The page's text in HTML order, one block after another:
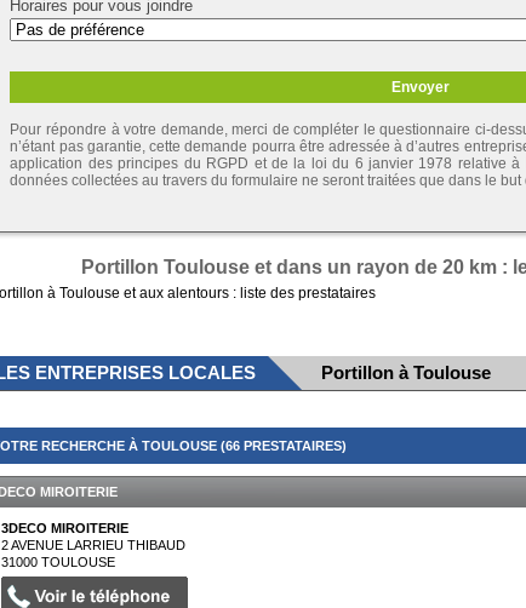
Horaires pour vous joindre
Pour répondre à votre demande, merci de compléter le questionnaire ci-
n’étant pas garantie, cette demande pourra être adressée à d’autres
application des principes du RGPD et de la loi du 6 janvier 1978 relative à
données collectées au travers du formulaire ne seront traitées que dans le
Portillon Toulouse et dans un rayon de 20 km :
à Toulouse et aux alentours : liste des prestataires
ENTREPRISES LOCALES Portillon à Toulouse
RECHERCHE À TOULOUSE (66 PRESTATAIRES)
MIROITERIE
3DECO MIROITERIE
2 AVENUE LARRIEU THIBAUD
31000TOULOUSE